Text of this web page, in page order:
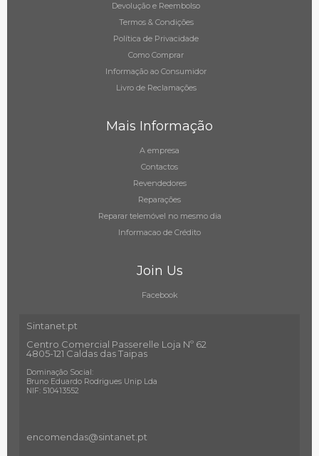
Devolução e Reembolso
Termos & Condições
Política de Privacidade
Como Comprar
Informação ao Consumidor
Livro de Reclamações
Mais Informação
A empresa
Contactos
Revendedores
Reparações
Reparar telemóvel no mesmo dia
Informacao de Crédito
Join Us
Facebook
Sintanet.pt
Centro Comercial Passerelle Loja Nº 62
4805-121 Caldas das Taipas
Dominação Social:
Bruno Eduardo Rodrigues Unip Lda
NIF: 510413552
encomendas@sintanet .pt